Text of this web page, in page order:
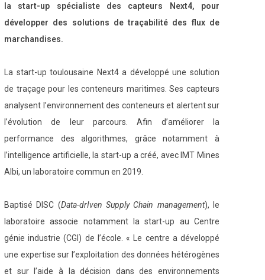
la start-up spécialiste des capteurs Next4, pour
développer des solutions de traçabilité des flux de
marchandises.
La start-up toulousaine Next4 a développé une solution
de traçage pour les conteneurs maritimes. Ses capteurs
analysent l’environnement des conteneurs et alertent sur
l’évolution de leur parcours. Afin d’améliorer la
performance des algorithmes, grâce notamment à
l’intelligence artificielle, la start-up a créé, avec IMT Mines
Albi, un laboratoire commun en 2019.
Baptisé DISC (Data-drIven Supply Chain management), le
laboratoire associe notamment la start-up au Centre
génie industrie (CGI) de l’école. « Le centre a développé
une expertise sur l’exploitation des données hétérogènes
et sur l’aide à la décision dans des environnements